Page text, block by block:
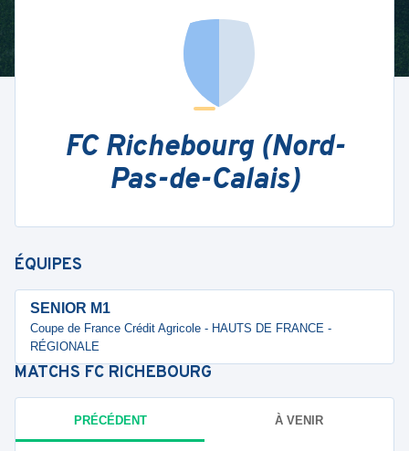
FC Richebourg (Nord-
Pas-de-Calais)
ÉQUIPES
SENIOR M1
Coupe de France Crédit Agricole - HAUTS DE FRANCE -
RÉGIONALE
MATCHS FC RICHEBOURG
PRÉCÉDENT À VENIR